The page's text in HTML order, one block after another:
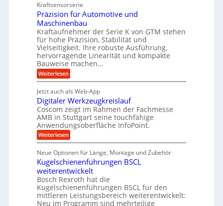
i
n
d
e
t
r
i
e
b
e
f
ü
r
r
a
e
U
m
g
e
b
n
d
A
u
f
t
r
a
s
e
i
n
g
a
n
g
l
o
s
e
,
w
e
n
i
g
e
r
S
t
e
l
e
n
h
n
s
t
a
n
g
e
n
g
e
t
r
i
e
b
e
f
ü
r
r
ä
z
i
s
e
H
u
Kraftsensorserie
Präzision für Automotive und
Maschinenbau
Kraftaufnehmer der Serie K von GTM stehen
für hohe Präzision, Stabilität und
Vielseitigkeit. Ihre robuste Ausführung,
hervorragende Linearität und kompakte
Bauweise machen…
Weiterlesen:
P
ä
z
i
s
i
o
n
f
r
A
u
t
o
m
o
Jetzt auch als Web-App
Digitaler Werkzeugkreislauf
Coscom zeigt im Rahmen der Fachmesse
AMB in Stuttgart seine touchfähige
Anwendungsoberfläche InfoPoint.
Weiterlesen:
D
g
i
t
a
l
e
r
W
Neue Optionen für Länge, Montage und Zubehör
Kugelschienenführungen BSCL
weiterentwickelt
Bosch Rexroth hat die
Kugelschienenführungen BSCL für den
mittleren Leistungsbereich weiterentwickelt:
Neu im Programm sind mehrteilige